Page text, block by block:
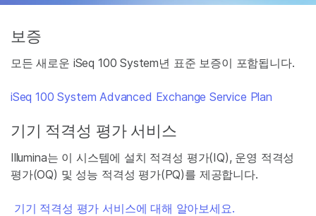
지원
추천 링크
보증
모든 새로운 iSeq 100 System년 표준 보증이 포함됩니다.
iSeq 100 System Advanced Exchange Service Plan
기기 적격성 평가 서비스
Illumina는 이 시스템에 설치 적격성 평가(IQ), 운영 적격성
평가(OQ) 및 성능 적격성 평가(PQ)를 제공합니다.
기기 적격성 평가 서비스에 대해 알아보세요.